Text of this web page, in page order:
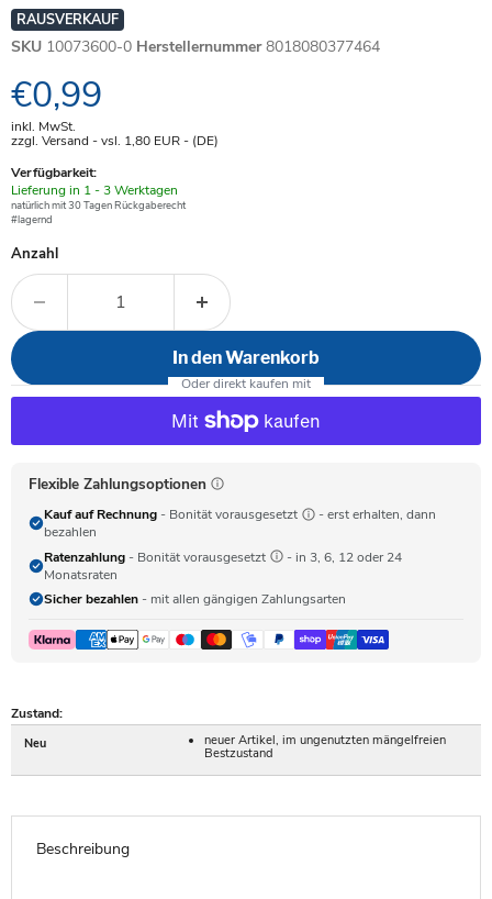
RAUSVERKAUF
SKU 10073600-0 Herstellernummer 8018080377464
Aktueller Preis
€0,99
inkl. MwSt.
zzgl. Versand - vsl. 1,80 EUR- (DE)
Verfügbarkeit:
Verfügbar
-
Lieferung in 1 - 3 Werktagen
natürlich mit 30 Tagen Rückgaberecht
#lagernd
Anzahl
In den Warenkorb
Flexible Zahlungsoptionen
Kauf auf Rechnung - Bonität vorausgesetzt
- erst erhalten, dann
bezahlen
Ratenzahlung - Bonität vorausgesetzt
- in 3, 6, 12 oder 24
Monatsraten
Sicher bezahlen - mit allen gängigen Zahlungsarten
Zustand:
Neu
neuer Artikel, im ungenutzten mängelfreien
Bestzustand
Beschreibung